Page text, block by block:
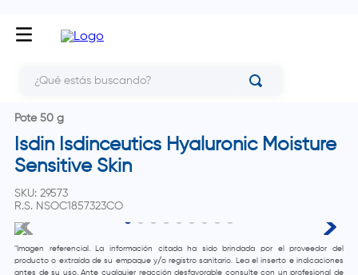
Pote 50 g
Isdin Isdinceutics Hyaluronic Moisture
Sensitive Skin
SKU: 29573
R.S. NSOC1857323CO
"Imagen referencial. La información citada ha sido brindada por el proveedor del
producto o extraída de su empaque y/o registro sanitario. Lea el inserto e indicaciones
antes de su uso. Ante cualquier reacción desfavorable consulte con un profesional de